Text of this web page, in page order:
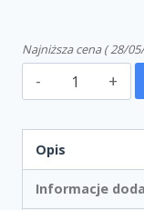
Najniższa cena (28/
Opis
Informacje